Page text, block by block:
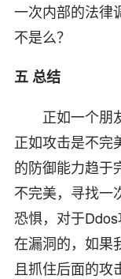
一次内部的法律
不是么？
五 总结
正如一个朋
正如攻击是不完
的防御能力趋于
不完美，寻找一
恐惧，对于
在漏洞的，如果
且抓住后面的攻